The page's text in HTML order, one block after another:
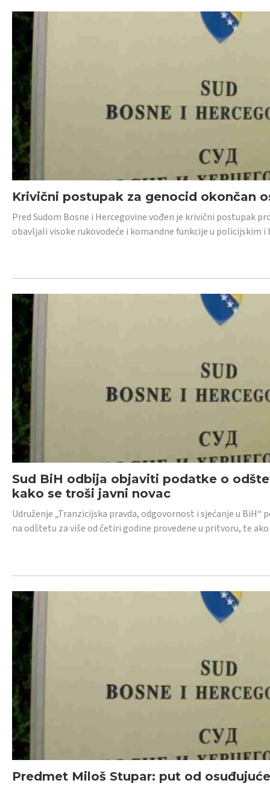
Krivični postupak za genocid okončan
Pred Sudom Bosne i Hercegovine vođen je krivični postupak
obavljali visoke rukovodeće i komandne funkcije u policijskim
Sud BiH odbija objaviti podatke o
kako se troši javni novac
Udruženje „Tranzicijska pravda, odgovornost i sjećanje u
na odštetu za više od četiri godine provedene u pritvoru, te
Predmet Miloš Stupar: put od